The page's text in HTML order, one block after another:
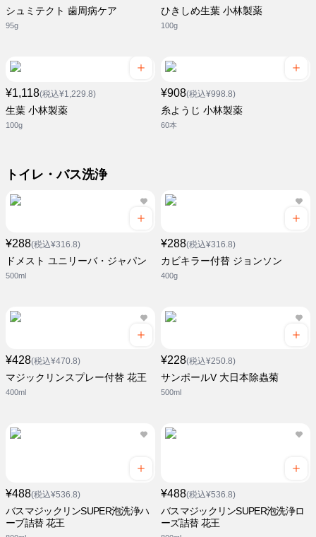
シュミテクト 歯周病ケア
95g
ひきしめ生葉 小林製薬
100g
¥1,118(税込¥1,229.8)
生葉 小林製薬
100g
¥908(税込¥998.8)
糸ようじ 小林製薬
60本
トイレ・バス洗浄
¥288(税込¥316.8)
ドメスト ユニリーバ・ジャパン
500ml
¥288(税込¥316.8)
カビキラー付替 ジョンソン
400g
¥428(税込¥470.8)
マジックリンスプレー付替 花王
400ml
¥228(税込¥250.8)
サンポールV 大日本除蟲菊
500ml
¥488(税込¥536.8)
バスマジックリンSUPER泡洗浄ハ
ーブ詰替 花王
¥488(税込¥536.8)
バスマジックリンSUPER泡洗浄ロ
ーズ詰替 花王